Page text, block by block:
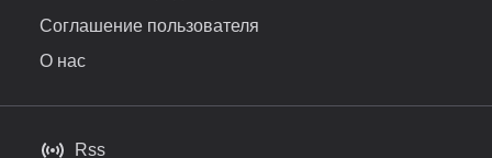
Соглашение пользователя
О нас
Rss